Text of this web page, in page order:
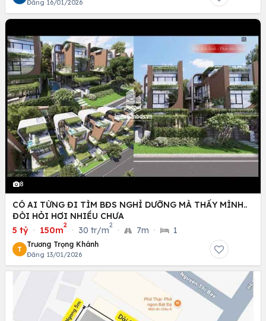
Đăng 16/01/2026
8
CÓ AI TỪNG ĐI TÌM BĐS NGHỈ DƯỠNG MÀ THẤY MÌNH..
ĐÒI HỎI HƠI NHIỀU CHƯA
5 tỷ · 150m
2
· 30 tr/m
2
· 7m · 1
T
Trương Trọng Khánh
Đăng 13/01/2026